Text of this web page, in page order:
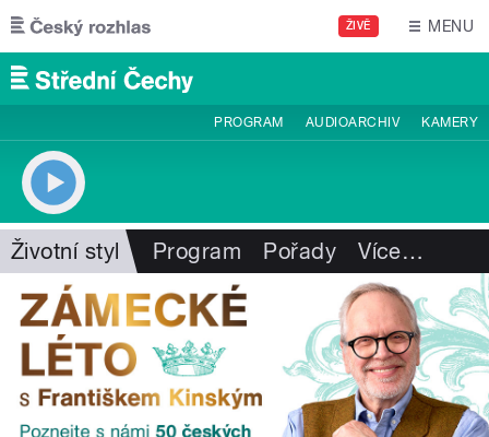
Přejít k hlavnímu obsahu
ŽIVĚ MENU
PROGRAM AUDIOARCHIV KAMERY
Životní styl Program Pořady Více…